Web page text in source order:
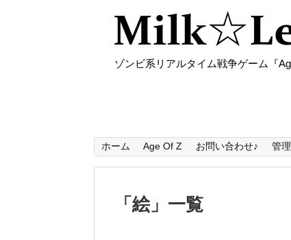
ゾンビ系リアルタイム戦争ゲーム『
ホーム Age Of Z お問い合わせ♪ 管
「 絵」 一覧